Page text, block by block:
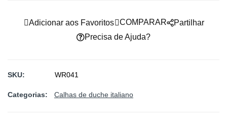
Adicionar aos Favoritos
COMPARAR
Precisa de Ajuda?
Partilhar
SKU WR041
Categorias: Calhas de duche italiano